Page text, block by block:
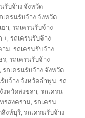
รับจ้าง จังหวัด
เครนรับจ้าง จังหวัด
ยา,รถเครนรับจ้าง
+,รถเครนรับจ้าง
าม,รถเครนรับจ้าง
ร,รถเครนรับจ้าง
,รถเครนรับจ้าง จังหวัด
บจ้าง จังหวัดลำพูน,รถ
งหวัดสงขลา,รถเครน
รสงคราม,รถเครน
สิงห์บุรี,รถเครนรับจ้าง